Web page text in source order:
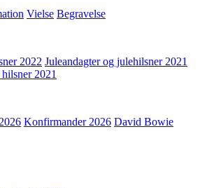
Vielse Begravelse
2022 Juleandagter og julehilsner 2021
2021
Konfirmander 2026 David Bowie